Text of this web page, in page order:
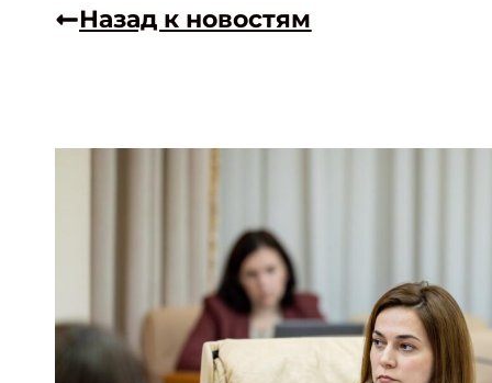
Назад к новостям